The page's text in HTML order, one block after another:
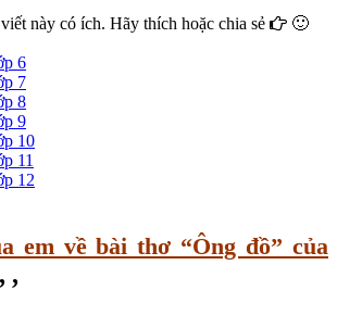
này có ích. Hãy thích hoặc chia sẻ
🙂
6
7
8
9
10
11
12
em về bài thơ “Ông đồ” của
, ,